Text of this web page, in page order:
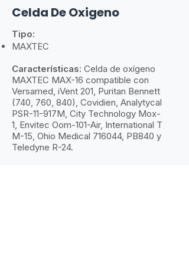
Celda De Oxigeno
Tipo:
MAXTEC
Características: Celda de oxígeno
MAXTEC MAX-16 compatible con
Versamed, iVent 201, Puritan Bennett
(740, 760, 840), Covidien, Analytycal
PSR-11-917M, City Technology Mox-
1, Envitec Oom-101-Air, International T
M-15, Ohio Medical 716044, PB840 y
Teledyne R-24.